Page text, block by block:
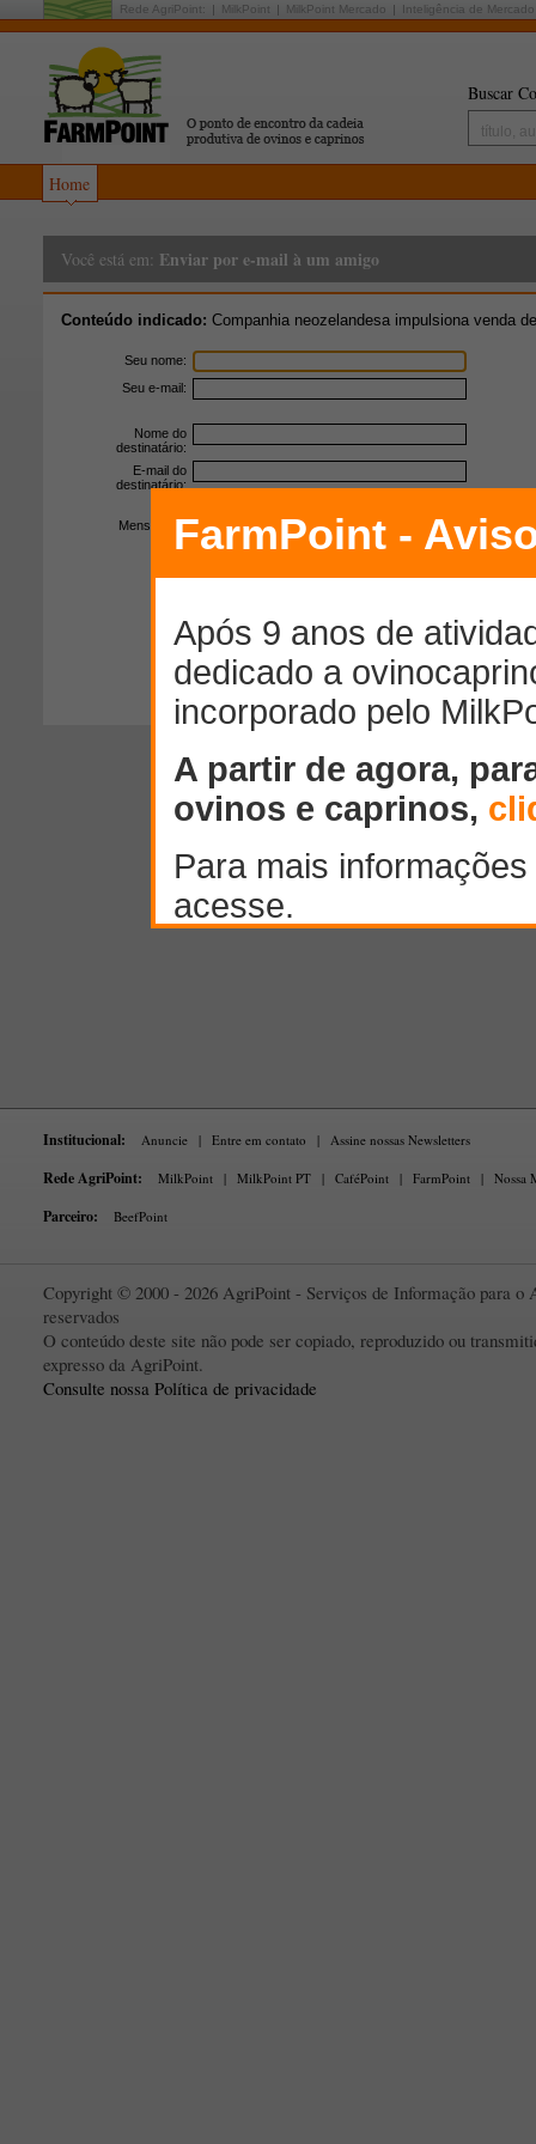
Rede AgriPoint: MilkPoint MilkPoint Mercado Inteligência de Mercado
Buscar
Home
Você está em: Enviar por e-mail à um amigo
Conteúdo indicado: Companhia neozelandesa impulsiona venda
Seu nome:
Seu e-mail:
Nome do
destinatário:
E-mail do
destinatário:
Mensagem:
300caracteres restantes
Institucional: Anuncie | Entre em contato | Assine nossas Newsletters
Rede AgriPoint: MilkPoint | MilkPoint PT | CaféPoint | FarmPoint | Nossa
Parceiro: BeefPoint
Copyright © 2000 - 2026 AgriPoint - Serviços de Informação para o
reservados
O conteúdo deste site não pode ser copiado, reproduzido ou
expresso da AgriPoint.
Consulte nossa Política de privacidade